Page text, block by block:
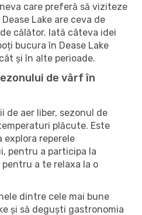
care preferă să viziteze
Lake are ceva de
călător. Iată câteva idei
bucura în Dease Lake
și în alte perioade.
de vârf în
de aer liber, sezonul de
plăcute. Este
explora reperele
pentru a participa la
a te relaxa la o
dintre cele mai bune
și să deguști gastronomia